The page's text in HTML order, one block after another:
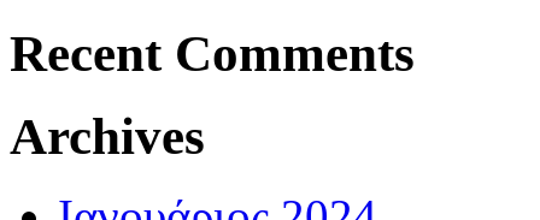
Recent Comments
Archives